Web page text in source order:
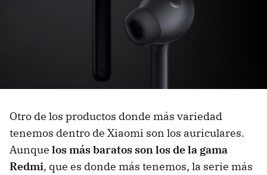
Otro de los productos donde más variedad
tenemos dentro de Xiaomi son los auriculares.
Aunque los más baratos son los de la gama
Redmi, que es donde más tenemos, la serie más